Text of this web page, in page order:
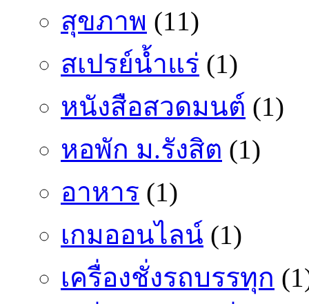
สุขภาพ (11)
สเปรย์น้ำแร่ (1)
หนังสือสวดมนต์ (1)
หอพัก ม.รังสิต (1)
อาหาร (1)
เกมออนไลน์ (1)
เครื่องชั่งรถบรรทุก